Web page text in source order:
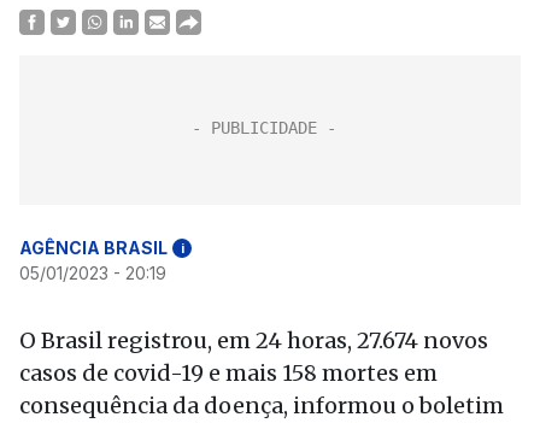
AGÊNCIA BRASIL i
05/01/2023 - 20:19
O Brasil registrou, em 24 horas, 27.674 novos
casos de covid-19 e mais 158 mortes em
consequência da doença, informou o boletim